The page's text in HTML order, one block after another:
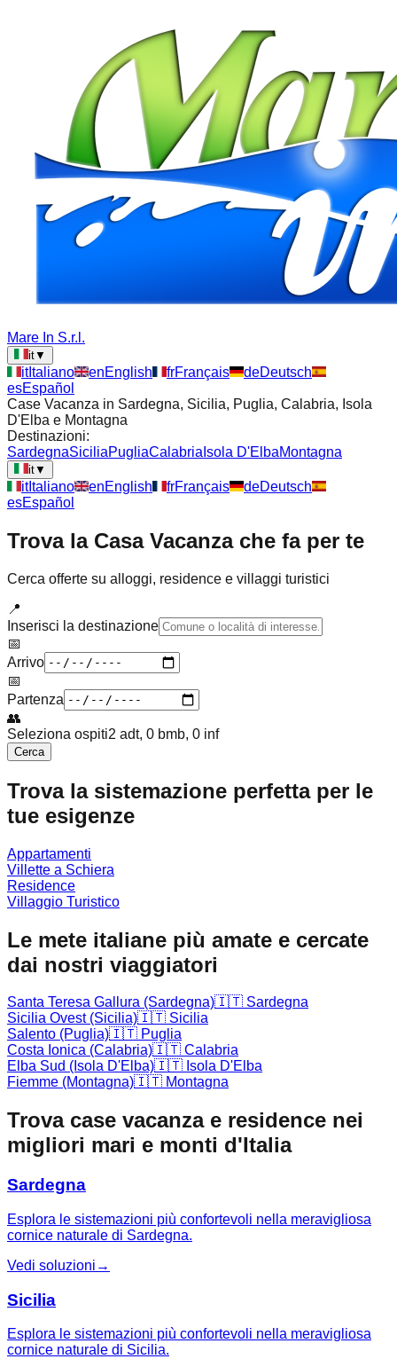
Mare In S.r.l.
it▼
itItaliano enEnglish frFrançais deDeutsch
esEspañol
Case Vacanza in Sardegna, Sicilia, Puglia, Calabria, Isola
D'Elba e Montagna
Destinazioni:
SardegnaSiciliaPugliaCalabria Isola D'ElbaMontagna
it▼
itItaliano enEnglish frFrançais deDeutsch
esEspañol
Trova la Casa Vacanza che fa per te
Cerca offerte su alloggi, residence e villaggi turistici
📍
Inserisci la destinazione
📅
Arrivo
📅
Partenza
👥
Seleziona ospiti2 adt, 0 bmb, 0 inf
Cerca
Trova la sistemazione perfetta per le
tue esigenze
Appartamenti
Villette a Schiera
Residence
Villaggio Turistico
Le mete italiane più amate e cercate
dai nostri viaggiatori
Santa Teresa Gallura (Sardegna)🇮🇹 Sardegna
Sicilia Ovest (Sicilia)🇮🇹 Sicilia
Salento (Puglia)🇮🇹 Puglia
Costa Ionica (Calabria)🇮🇹 Calabria
Elba Sud (Isola D'Elba)🇮🇹 Isola D'Elba
Fiemme (Montagna)🇮🇹 Montagna
Trova case vacanza e residence nei
migliori mari e monti d'Italia
Sardegna
Esplora le sistemazioni più confortevoli nella meravigliosa
cornice naturale di Sardegna.
Vedi soluzioni →
Sicilia
Esplora le sistemazioni più confortevoli nella meravigliosa
cornice naturale di Sicilia.